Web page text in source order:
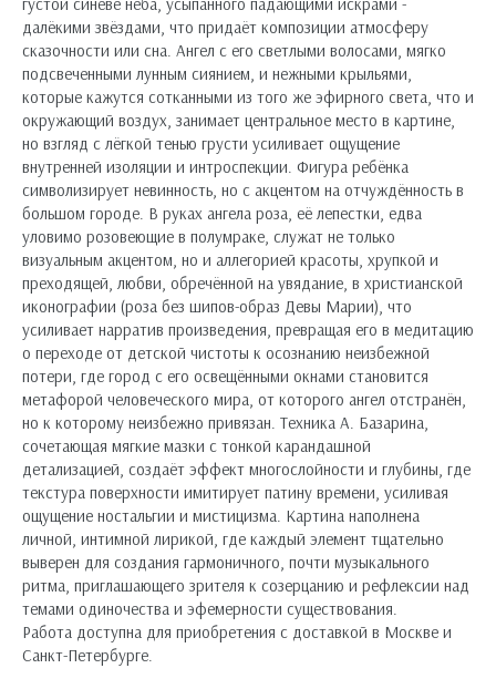
далёкими звёздами, что придаёт композиции атмосферу
сказочности или сна. Ангел с его светлыми волосами, мягко
подсвеченными лунным сиянием, и нежными крыльями,
которые кажутся сотканными из того же эфирного света, что и
окружающий воздух, занимает центральное место в картине,
но взгляд с лёгкой тенью грусти усиливает ощущение
внутренней изоляции и интроспекции. Фигура ребёнка
символизирует невинность, но с акцентом на отчуждённость в
большом городе. В руках ангела роза, её лепестки, едва
уловимо розовеющие в полумраке, служат не только
визуальным акцентом, но и аллегорией красоты, хрупкой и
преходящей, любви, обречённой на увядание, в христианской
иконографии (роза без шипов-образ Девы Марии), что
усиливает нарратив произведения, превращая его в медитацию
о переходе от детской чистоты к осознанию неизбежной
потери, где город с его освещёнными окнами становится
метафорой человеческого мира, от которого ангел отстранён,
но к которому неизбежно привязан. Техника А. Базарина,
сочетающая мягкие мазки с тонкой карандашной
детализацией, создаёт эффект многослойности и глубины, где
текстура поверхности имитирует патину времени, усиливая
ощущение ностальгии и мистицизма. Картина наполнена
личной, интимной лирикой, где каждый элемент тщательно
выверен для создания гармоничного, почти музыкального
ритма, приглашающего зрителя к созерцанию и рефлексии над
темами одиночества и эфемерности существования.
Работа доступна для приобретения с доставкой в Москве и
Санкт-Петербурге.